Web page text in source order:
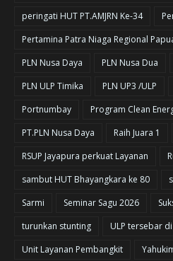
peringati HUT PT.AMJRN Ke-34
Pertamina Patra Niaga Regional
PLN Nusa Daya
PLN Nusa Dua
PLN ULP Timika
PLN UP3 /ULP
Portnumbay
Program Clean
PT.PLN Nusa Daya
Raih Juara 1
RSUP Jayapura perkuat Layanan
sambut HUT Bhayangkara ke 80
Sarmi
Seminar Sagu 2026
turunkan stunting
ULP tersebar
Unit Layanan Pembangkit